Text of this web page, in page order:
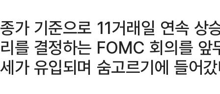
종가 기준으로 11거래일 연속 상
리를 결정하는 FOMC 회의를 앞
세가 유입되며 숨고르기에 들어